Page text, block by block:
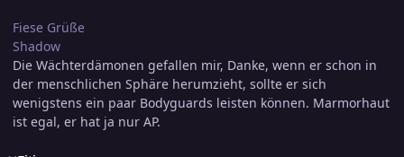
Fiese Grüße
Shadow
Die Wächterdämonen gefallen mir, Danke, wenn er schon in
der menschlichen Sphäre herumzieht, sollte er sich
wenigstens ein paar Bodyguards leisten können. Marmorhaut
ist egal, er hat ja nur AP.